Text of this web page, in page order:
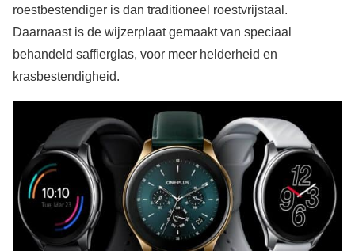
roestbestendiger is dan traditioneel roestvrijstaal.
Daarnaast is de wijzerplaat gemaakt van speciaal
behandeld saffierglas, voor meer helderheid en
krasbestendigheid.